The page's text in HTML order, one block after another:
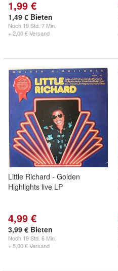
1,99 €
1,49 € Bieten
Noch 19 Std. 7 Min.
+ 2,00 € Versand
Little Richard - Golden
Highlights live LP
4,99 €
3,99 € Bieten
Noch 19 Std. 6 Min.
+ 5,00 € Versand